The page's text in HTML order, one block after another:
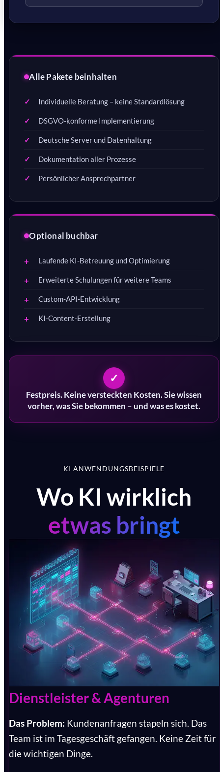
Alle Pakete beinhalten
Individuelle Beratung – keine Standardlösung
DSGVO-konforme Implementierung
Deutsche Server und Datenhaltung
Dokumentation aller Prozesse
Persönlicher Ansprechpartner
Optional buchbar
Laufende KI-Betreuung und Optimierung
Erweiterte Schulungen für weitere Teams
Custom-API-Entwicklung
KI-Content-Erstellung
✓
Festpreis. Keine versteckten Kosten. Sie wissen
vorher, was Sie bekommen – und was es kostet.
KI ANWENDUNGSBEISPIELE
Wo KI wirklich
etwas bringt
Dienstleister & Agenturen
Das Problem: Kundenanfragen stapeln sich. Das
Team ist im Tagesgeschäft gefangen. Keine Zeit für
die wichtigen Dinge.